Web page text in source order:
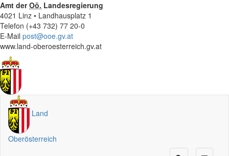
Amt derOö. Landesregierung
4021 Linz • Landhausplatz 1
Telefon (+43 732) 77 20-0
E-Mail post@ooe.gv.at
www.land-oberoesterreich.gv.at
Land
Oberösterreich